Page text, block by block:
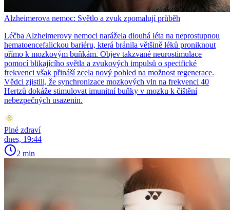
Alzheimerova nemoc: Světlo a zvuk zpomalují průběh
Léčba Alzheimerovy nemoci narážela dlouhá léta na neprostupnou
hematoencefalickou bariéru, která bránila většině léků proniknout
přímo k mozkovým buňkám. Objev takzvané neurostimulace
pomocí blikajícího světla a zvukových impulsů o specifické
frekvenci však přináší zcela nový pohled na možnost regenerace.
Vědci zjistili, že synchronizace mozkových vln na frekvenci 40
Hertzů dokáže stimulovat imunitní buňky v mozku k čištění
nebezpečných usazenin.
Plné zdraví
dnes, 19:44
2 min